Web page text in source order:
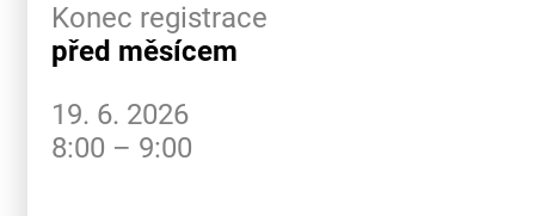
Konec registrace
před měsícem
19. 6. 2026
8:00 – 9:00